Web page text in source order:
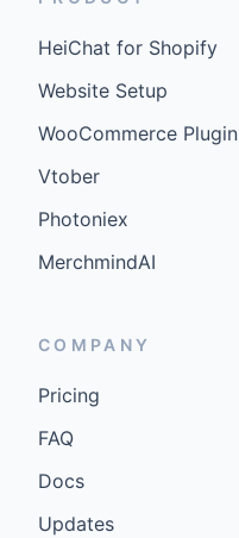
HeiChat for Shopify
Website Setup
WooCommerce Plugin
Vtober
Photoniex
MerchmindAI
COMPANY
Pricing
FAQ
Docs
Updates